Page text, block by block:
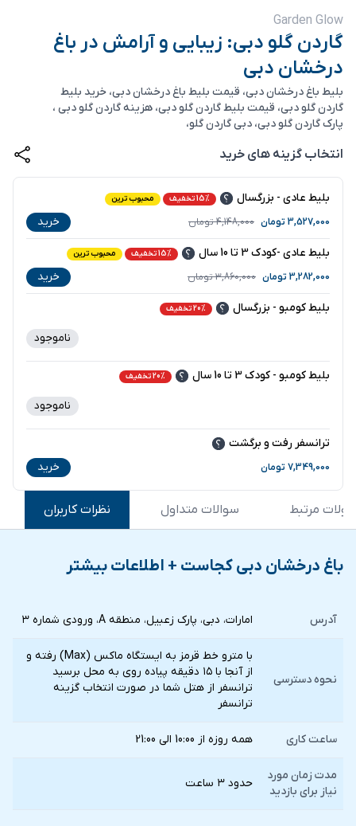
Garden Glow
گاردن گلو دبی: زیبایی و آرامش در باغ
درخشان دبی
بلیط باغ درخشان دبی، قیمت بلیط باغ درخشان دبی، خرید بلیط
گاردن گلو دبی، قیمت بلیط گاردن گلو دبی، هزینه گاردن گلو دبی ،
پارک گاردن گلو دبی، دبی گاردن گلو،
انتخاب گزینه های خرید
بلیط عادی - بزرگسال 15% تخفیف محبوب ترین
3,527,000 تومان 4,148,000تومان خرید
بلیط عادی -کودک 3 تا 10 سال 15% تخفیف محبوب ترین
3,282,000 تومان 3,860,000تومان خرید
بلیط کومبو - بزرگسال 20% تخفیف
ناموجود
بلیط کومبو - کودک 3 تا 10 سال 20% تخفیف
ناموجود
ترانسفر رفت و برگشت
7,349,000 تومان خرید
مرتبط سوالات متداول نظرات کاربران
باغ درخشان دبی کجاست + اطلاعات بیشتر
آدرس امارات، دبی، پارک زعبیل، منطقه A، ورودی شماره ۳
نحوه دسترسی
با مترو خط قرمز به ایستگاه ماکس (Max) رفته و
از آنجا با ۱۵ دقیقه پیاده روی به محل برسید
ترانسفر از هتل شما در صورت انتخاب گزينه
ترانسفر
ساعت کاری همه روزه از 10:00 الی 21:00
مدت زمان مورد
نیاز برای بازدید
حدود ۳ ساعت